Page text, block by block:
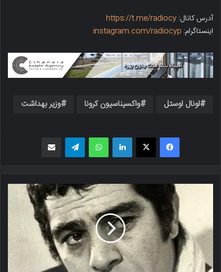
آدرس کانال: https://t.me/radiocy
اینستاگرام: instagram.com/radiocyp
اونال اوستل واکسیناسیون کرونا وزیر بهداشت
فیسبوک X لینکدین واتس اپ تلگرام